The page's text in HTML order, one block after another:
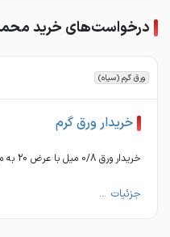
درخواست‌های خرید
ورق گرم (سیاه)
خریدار ورق گرم
خریدار ورق 0/8 میل با عرض 20 به میزان 20 تن خریدار هستیم.
جزئیات ...